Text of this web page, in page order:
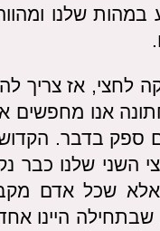
שלנו
לחצי, אז צריך
אנו מחפשים
ספק בדבר.
השני שלנו כבר
שכל אדם
היינו